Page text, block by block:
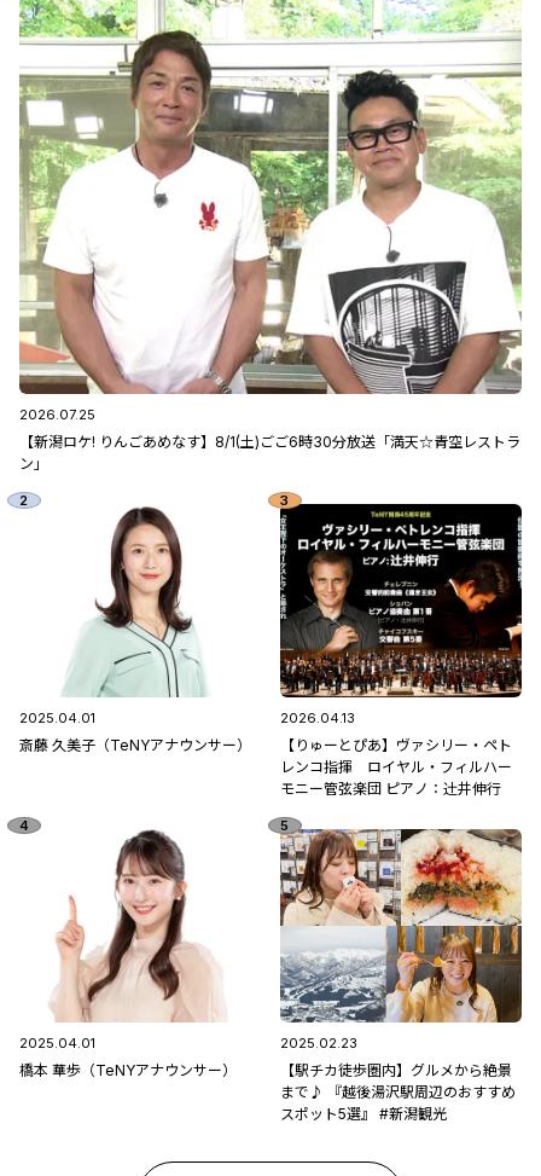
2026.07.25
【新潟ロケ! りんごあめなす】8/1(土)ごご6時30分放送「満天☆青空レストラ
ン」
2025.04.01
斎藤 久美子（TeNYアナウンサー）
2026.04.13
【りゅーとぴあ】ヴァシリー・ペト
レンコ指揮 ロイヤル・フィルハー
モニー管弦楽団 ピアノ：辻󠄀井伸行
2025.04.01
橋本 華歩（TeNYアナウンサー）
2025.02.23
【駅チカ徒歩圏内】グルメから絶景
まで♪ 『越後湯沢駅周辺のおすすめ
スポット5選』 #新潟観光